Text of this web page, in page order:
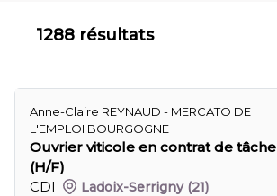
1288 résultats
Anne-Claire REYNAUD - MERCATO DE
L'EMPLOI BOURGOGNE
Ouvrier viticole en contrat de tâche
(H/F)
CDI
Ladoix-Serrigny (21)